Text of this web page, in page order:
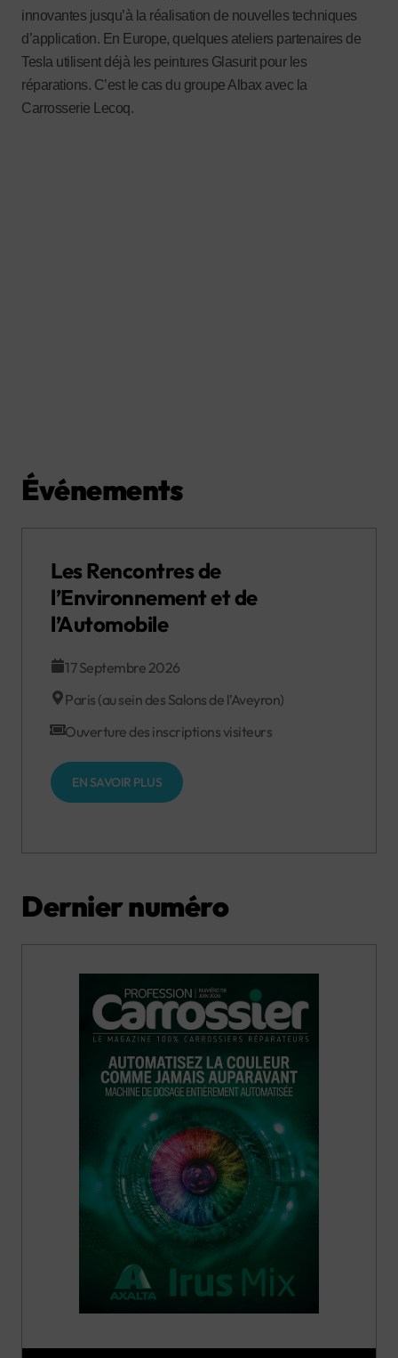
innovantes jusqu’à la réalisation de nouvelles techniques
d’application. En Europe, quelques ateliers partenaires de
Tesla utilisent déjà les peintures Glasurit pour les
réparations. C’est le cas du groupe Albax avec la
Carrosserie Lecoq.
Événements
Les Rencontres de
l’Environnement et de
l’Automobile
17 Septembre 2026
Paris (au sein des Salons de l’Aveyron)
Ouverture des inscriptions visiteurs
EN SAVOIR PLUS
Dernier numéro